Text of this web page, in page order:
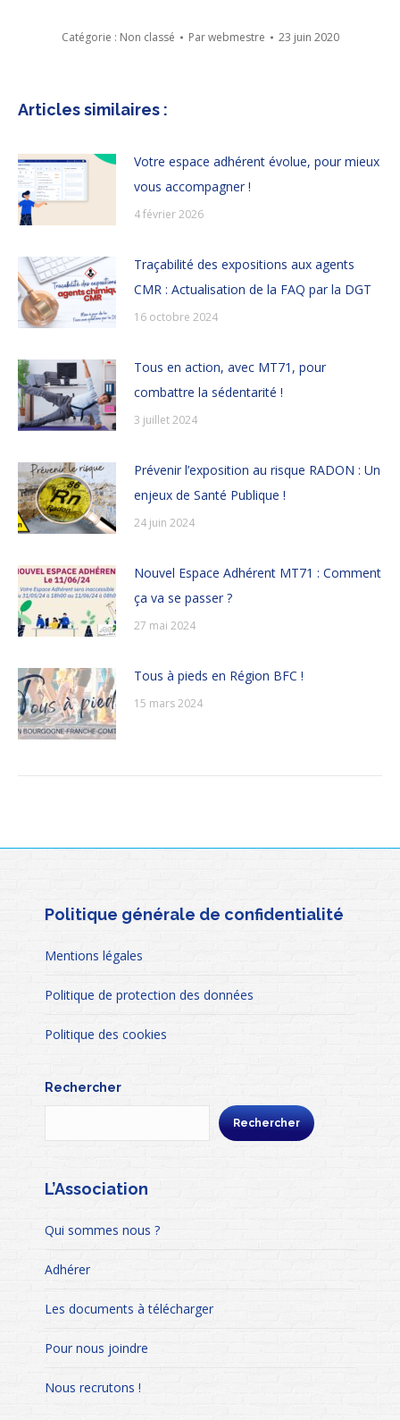
Catégorie : Non classé Parwebmestre 23 juin 2020
Articles similaires :
Votre espace adhérent évolue, pour mieux
vous accompagner !
4 février 2026
Traçabilité des expositions aux agents
CMR : Actualisation de la FAQ par la DGT
16 octobre 2024
Tous en action, avec MT71, pour
combattre la sédentarité !
3 juillet 2024
Prévenir l’exposition au risque RADON : Un
enjeux de Santé Publique !
24 juin 2024
Nouvel Espace Adhérent MT71 : Comment
ça va se passer ?
27 mai 2024
Tous à pieds en Région BFC !
15 mars 2024
Politique générale de confidentialité
Mentions légales
Politique de protection des données
Politique des cookies
Rechercher
Rechercher
L’Association
Qui sommes nous ?
Adhérer
Les documents à télécharger
Pour nous joindre
Nous recrutons !